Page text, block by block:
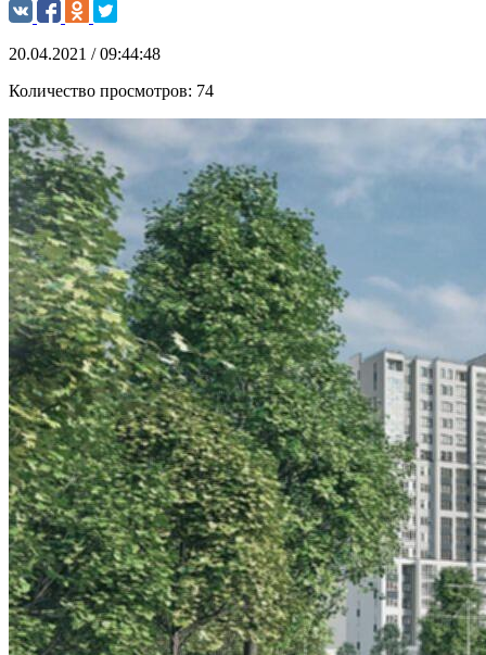
20.04.2021 / 09:44:48
Количество просмотров: 74